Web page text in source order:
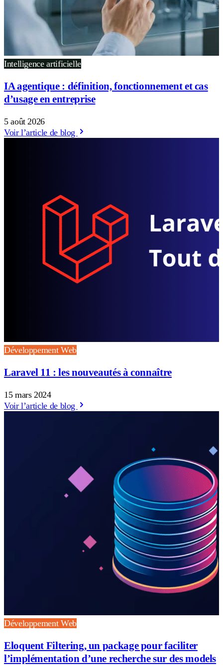
Intelligence artificielle
IA agentique : définition, fonctionnement et cas
d’usage en entreprise
5 août 2026
Voir l’article de blog
Développement Web
Laravel 11 : les nouveautés à connaître
15 mars 2024
Voir l’article de blog
Développement Web
Eloquent Filtering, un package pour faciliter
l’implémentation d’une recherche sur des models